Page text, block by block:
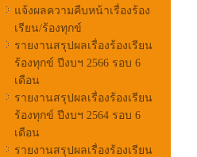
แจ้งผลความคืบหน้าเรื่องร้อง
เรียน/ร้องทุกข์
รายงานสรุปผลเรื่องร้องเรียน
ร้องทุกข์ ปีงบฯ 2566 รอบ 6
เดือน
รายงานสรุปผลเรื่องร้องเรียน
ร้องทุกข์ ปีงบฯ 2564 รอบ 6
เดือน
รายงานสรุปผลเรื่องร้องเรียน